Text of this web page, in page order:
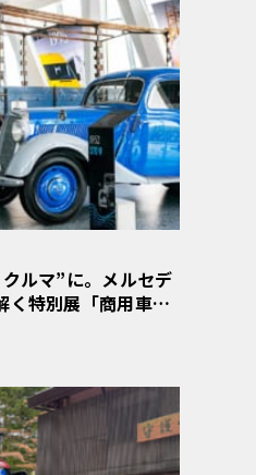
ルマ”に。メルセデ
く特別展「商用車13